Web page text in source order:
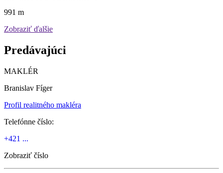
991 m
Zobraziť ďalšie
Predávajúci
MAKLÉR
Branislav Fíger
Profil realitného makléra
Telefónne číslo:
+421 ...
Zobraziť číslo